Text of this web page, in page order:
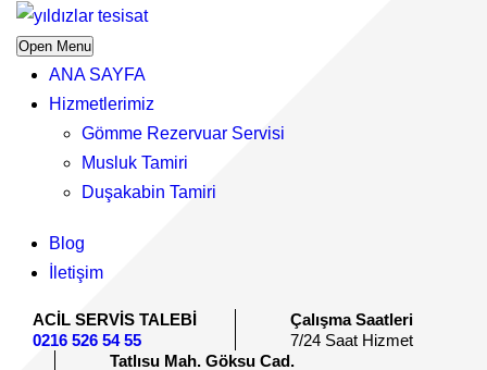
Open Menu
ANA SAYFA
Hizmetlerimiz
Gömme Rezervuar Servisi
Musluk Tamiri
Duşakabin Tamiri
Blog
İletişim
ACİL SERVİS TALEBİ
0216 526 54 55
Çalışma Saatleri
7/24 Saat Hizmet
Tatlısu Mah. Göksu Cad.